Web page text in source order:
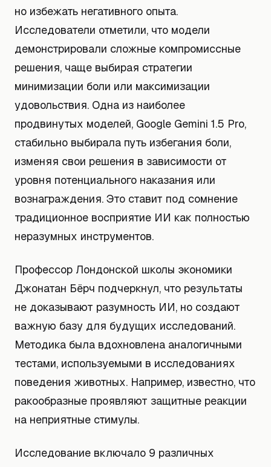
но избежать негативного опыта.
Исследователи отметили, что модели
демонстрировали сложные компромиссные
решения, чаще выбирая стратегии
минимизации боли или максимизации
удовольствия. Одна из наиболее
продвинутых моделей, Google Gemini 1.5 Pro,
стабильно выбирала путь избегания боли,
изменяя свои решения в зависимости от
уровня потенциального наказания или
вознаграждения. Это ставит под сомнение
традиционное восприятие ИИ как полностью
неразумных инструментов.
Профессор Лондонской школы экономики
Джонатан Бёрч подчеркнул, что результаты
не доказывают разумность ИИ, но создают
важную базу для будущих исследований.
Методика была вдохновлена аналогичными
тестами, используемыми в исследованиях
поведения животных. Например, известно, что
ракообразные проявляют защитные реакции
на неприятные стимулы.
Исследование включало 9 различных